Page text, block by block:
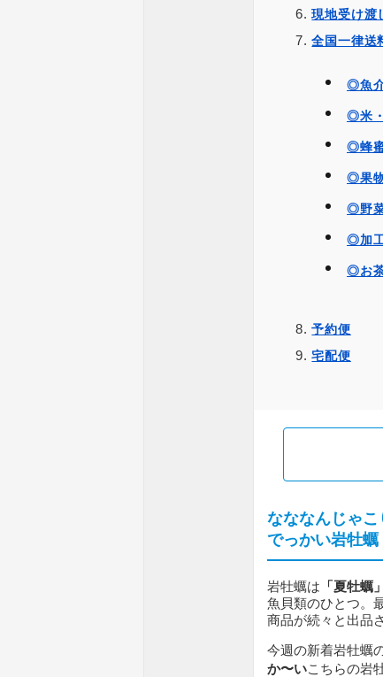
現地受け渡
全国一律送
◎魚
◎米
◎蜂
◎果
◎野
◎加
◎お
予約便
宅配便
なななんじゃこ
でっかい岩牡
岩牡蠣は 「夏牡蠣」
魚貝類のひとつ。
商品が続々と出品
今週の新着岩牡蠣
か〜いこちらの岩